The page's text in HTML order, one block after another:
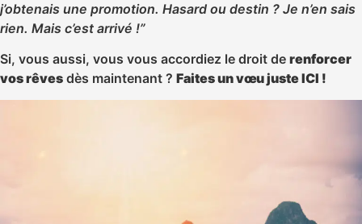
j’obtenais une promotion. Hasard ou destin ? Je n’en sais
rien. Mais c’est arrivé !”
Si, vous aussi, vous vous accordiez le droit de renforcer
vos rêves dès maintenant ? Faites un vœu juste ICI !